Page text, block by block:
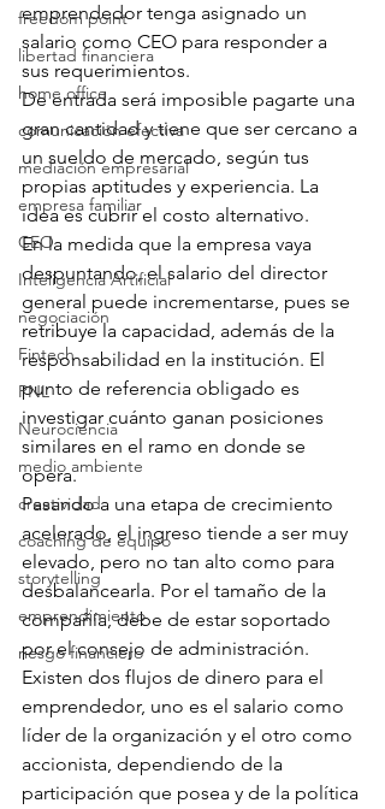
freedom point
libertad financiera
home office
comunicación efectiva
mediación empresarial
empresa familiar
CEO
Inteligencia Artificial
negociación
Fintech
PNL
Neurociencia
medio ambiente
creatividad
coaching de equipo
storytelling
emprendimiento
riesgo financiero
emprendedor tenga asignado un
salario como CEO para responder a
sus requerimientos.
De entrada será imposible pagarte una
gran cantidad y tiene que ser cercano a
un sueldo de mercado, según tus
propias aptitudes y experiencia. La
idea es cubrir el costo alternativo.
En la medida que la empresa vaya
despuntando, el salario del director
general puede incrementarse, pues se
retribuye la capacidad, además de la
responsabilidad en la institución. El
punto de referencia obligado es
investigar cuánto ganan posiciones
similares en el ramo en donde se
opera.
Pasando a una etapa de crecimiento
acelerado, el ingreso tiende a ser muy
elevado, pero no tan alto como para
desbalancearla. Por el tamaño de la
compañía, debe de estar soportado
por el consejo de administración.
Existen dos flujos de dinero para el
emprendedor, uno es el salario como
líder de la organización y el otro como
accionista, dependiendo de la
participación que posea y de la política